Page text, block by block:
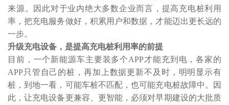
来源。因此对于业内绝大多数企业而言，提高充电桩利用
率，把充电服务做好，积累用户和数据，才能迈出更长远的
一步。
升级充电设备，是提高充电桩利用率的前提
目前，一个新能源车主要装多个APP才能充到电，各家的
APP只管自己的桩，再加上数据更新不及时，明明显示有
桩，到地一看，可能车桩不匹配，也可能充电桩故障中。因
此，让充电设备更兼容、更智能，必须对早期建设的大批质